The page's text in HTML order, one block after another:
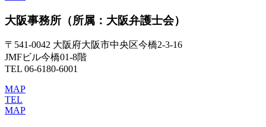
大阪事務所 （所属：大阪弁護士会）
〒541-0042 大阪府大阪市中央区今橋2-3-16
JMFビル今橋01-8階
TEL 06-6180-6001
MAP
TEL
MAP